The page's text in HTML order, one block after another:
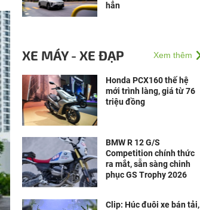
hẳn
XE MÁY - XE ĐẠP Xem thêm
Honda PCX160 thế hệ
mới trình làng, giá từ 76
triệu đồng
BMW R 12 G/S
Competition chính thức
ra mắt, sẵn sàng chinh
phục GS Trophy 2026
Clip: Húc đuôi xe bán tải,